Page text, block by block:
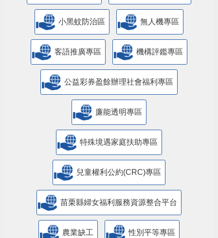
小黑蚊防治區 無人機專區
客語推廣專區 機構評鑑專區
公益彩券盈餘辦理社會福利專區
廉能透明專區
特殊境遇家庭扶助專區
兒童權利公約(CRC)專區
苗栗縣婦女福利服務資源整合平台
農業缺工 性別平等專區